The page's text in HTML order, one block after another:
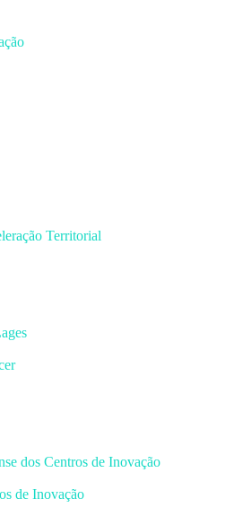
Territorial
dos Centros de Inovação
de Inovação